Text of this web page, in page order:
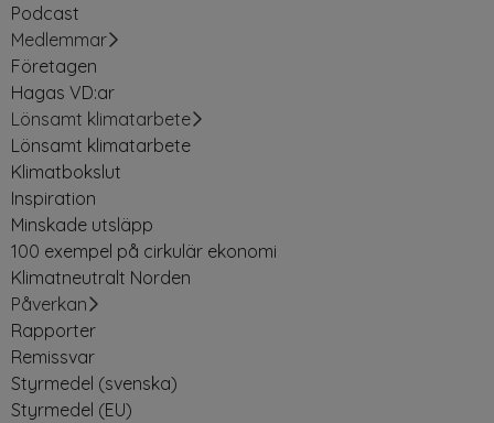
Podcast
Medlemmar
Företagen
Hagas VD:ar
Lönsamt klimatarbete
Lönsamt klimatarbete
Klimatbokslut
Inspiration
Minskade utsläpp
100 exempel på cirkulär ekonomi
Klimatneutralt Norden
Påverkan
Rapporter
Remissvar
Styrmedel (svenska)
Styrmedel (EU)